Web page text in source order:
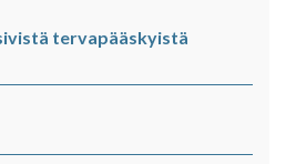
tervapääskyistä